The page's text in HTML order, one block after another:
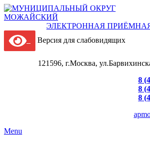
ЭЛЕКТРОННАЯ
Версия для слабовидящих
121596, г.Москва,
8
8
8
Menu